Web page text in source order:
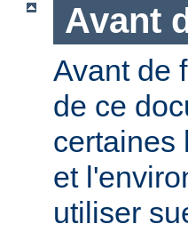
Avant
Avant de
de ce
certaines
et
utiliser